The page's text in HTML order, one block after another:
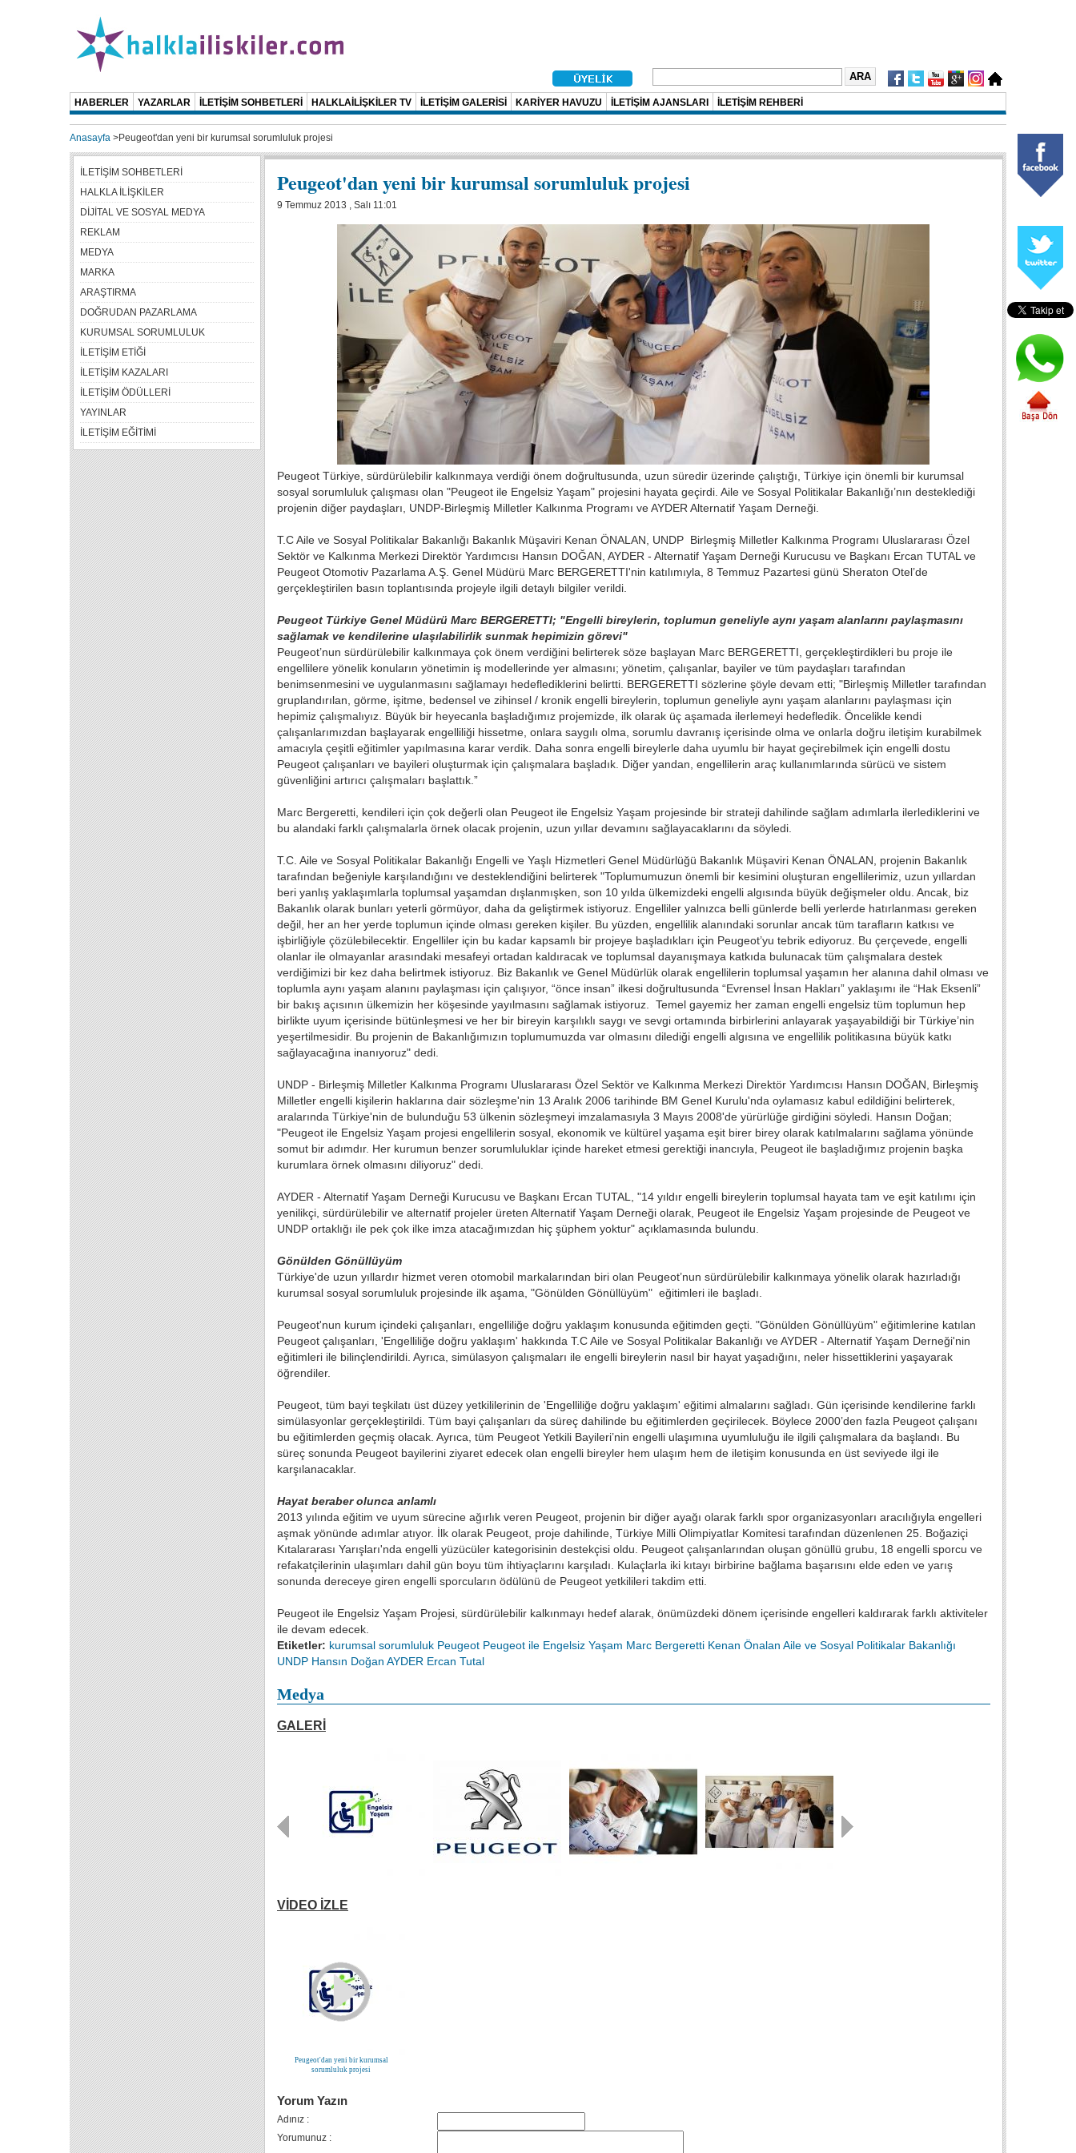
HABERLER YAZARLAR İLETİŞİM SOHBETLERİ HALKLAİLİŞKİLER TV İLETİŞİM GALERİSİ KARİYER HAVUZU İLETİŞİM AJANSLARI İLETİŞİM REHBERİ
Anasayfa >Peugeot'dan yeni bir kurumsal sorumluluk projesi
Peugeot'dan yeni bir kurumsal sorumluluk projesi
9 Temmuz 2013 , Salı 11:01
Peugeot Türkiye, sürdürülebilir kalkınmaya verdiği önem doğrultusunda, uzun süredir üzerinde çalıştığı, Türkiye için önemli bir kurumsal
sosyal sorumluluk çalışması olan "Peugeot ile Engelsiz Yaşam" projesini hayata geçirdi. Aile ve Sosyal Politikalar Bakanlığı’nın desteklediği
projenin diğer paydaşları, UNDP-Birleşmiş Milletler Kalkınma Programı ve AYDER Alternatif Yaşam Derneği.
T.C Aile ve Sosyal Politikalar Bakanlığı Bakanlık Müşaviri Kenan ÖNALAN, UNDP Birleşmiş Milletler Kalkınma Programı Uluslararası Özel
Sektör ve Kalkınma Merkezi Direktör Yardımcısı Hansın DOĞAN, AYDER - Alternatif Yaşam Derneği Kurucusu ve Başkanı Ercan TUTAL ve
Peugeot Otomotiv Pazarlama A.Ş. Genel Müdürü Marc BERGERETTI'nin katılımıyla, 8 Temmuz Pazartesi günü Sheraton Otel’de
gerçekleştirilen basın toplantısında projeyle ilgili detaylı bilgiler verildi.
Peugeot Türkiye Genel Müdürü Marc BERGERETTI; "Engelli bireylerin, toplumun geneliyle aynı yaşam alanlarını paylaşmasını
sağlamak ve kendilerine ulaşılabilirlik sunmak hepimizin görevi"
Peugeot’nun sürdürülebilir kalkınmaya çok önem verdiğini belirterek söze başlayan Marc BERGERETTI, gerçekleştirdikleri bu proje ile
engellilere yönelik konuların yönetimin iş modellerinde yer almasını; yönetim, çalışanlar, bayiler ve tüm paydaşları tarafından
benimsenmesini ve uygulanmasını sağlamayı hedeflediklerini belirtti. BERGERETTI sözlerine şöyle devam etti; "Birleşmiş Milletler tarafından
gruplandırılan, görme, işitme, bedensel ve zihinsel / kronik engelli bireylerin, toplumun geneliyle aynı yaşam alanlarını paylaşması için
hepimiz çalışmalıyız. Büyük bir heyecanla başladığımız projemizde, ilk olarak üç aşamada ilerlemeyi hedefledik. Öncelikle kendi
çalışanlarımızdan başlayarak engelliliği hissetme, onlara saygılı olma, sorumlu davranış içerisinde olma ve onlarla doğru iletişim kurabilmek
amacıyla çeşitli eğitimler yapılmasına karar verdik. Daha sonra engelli bireylerle daha uyumlu bir hayat geçirebilmek için engelli dostu
Peugeot çalışanları ve bayileri oluşturmak için çalışmalara başladık. Diğer yandan, engellilerin araç kullanımlarında sürücü ve sistem
güvenliğini artırıcı çalışmaları başlattık.”
Marc Bergeretti, kendileri için çok değerli olan Peugeot ile Engelsiz Yaşam projesinde bir strateji dahilinde sağlam adımlarla ilerlediklerini ve
bu alandaki farklı çalışmalarla örnek olacak projenin, uzun yıllar devamını sağlayacaklarını da söyledi.
T.C. Aile ve Sosyal Politikalar Bakanlığı Engelli ve Yaşlı Hizmetleri Genel Müdürlüğü Bakanlık Müşaviri Kenan ÖNALAN, projenin Bakanlık
tarafından beğeniyle karşılandığını ve desteklendiğini belirterek "Toplumumuzun önemli bir kesimini oluşturan engellilerimiz, uzun yıllardan
beri yanlış yaklaşımlarla toplumsal yaşamdan dışlanmışken, son 10 yılda ülkemizdeki engelli algısında büyük değişmeler oldu. Ancak, biz
Bakanlık olarak bunları yeterli görmüyor, daha da geliştirmek istiyoruz. Engelliler yalnızca belli günlerde belli yerlerde hatırlanması gereken
değil, her an her yerde toplumun içinde olması gereken kişiler. Bu yüzden, engellilik alanındaki sorunlar ancak tüm tarafların katkısı ve
işbirliğiyle çözülebilecektir. Engelliler için bu kadar kapsamlı bir projeye başladıkları için Peugeot’yu tebrik ediyoruz. Bu çerçevede, engelli
olanlar ile olmayanlar arasındaki mesafeyi ortadan kaldıracak ve toplumsal dayanışmaya katkıda bulunacak tüm çalışmalara destek
verdiğimizi bir kez daha belirtmek istiyoruz. Biz Bakanlık ve Genel Müdürlük olarak engellilerin toplumsal yaşamın her alanına dahil olması ve
toplumla aynı yaşam alanını paylaşması için çalışıyor, “önce insan” ilkesi doğrultusunda “Evrensel İnsan Hakları” yaklaşımı ile “Hak Eksenli”
bir bakış açısının ülkemizin her köşesinde yayılmasını sağlamak istiyoruz. Temel gayemiz her zaman engelli engelsiz tüm toplumun hep
birlikte uyum içerisinde bütünleşmesi ve her bir bireyin karşılıklı saygı ve sevgi ortamında birbirlerini anlayarak yaşayabildiği bir Türkiye’nin
yeşertilmesidir. Bu projenin de Bakanlığımızın toplumumuzda var olmasını dilediği engelli algısına ve engellilik politikasına büyük katkı
sağlayacağına inanıyoruz" dedi.
UNDP - Birleşmiş Milletler Kalkınma Programı Uluslararası Özel Sektör ve Kalkınma Merkezi Direktör Yardımcısı Hansın DOĞAN, Birleşmiş
Milletler engelli kişilerin haklarına dair sözleşme'nin 13 Aralık 2006 tarihinde BM Genel Kurulu'nda oylamasız kabul edildiğini belirterek,
aralarında Türkiye'nin de bulunduğu 53 ülkenin sözleşmeyi imzalamasıyla 3 Mayıs 2008'de yürürlüğe girdiğini söyledi. Hansın Doğan;
"Peugeot ile Engelsiz Yaşam projesi engellilerin sosyal, ekonomik ve kültürel yaşama eşit birer birey olarak katılmalarını sağlama yönünde
somut bir adımdır. Her kurumun benzer sorumluluklar içinde hareket etmesi gerektiği inancıyla, Peugeot ile başladığımız projenin başka
kurumlara örnek olmasını diliyoruz" dedi.
AYDER - Alternatif Yaşam Derneği Kurucusu ve Başkanı Ercan TUTAL, "14 yıldır engelli bireylerin toplumsal hayata tam ve eşit katılımı için
yenilikçi, sürdürülebilir ve alternatif projeler üreten Alternatif Yaşam Derneği olarak, Peugeot ile Engelsiz Yaşam projesinde de Peugeot ve
UNDP ortaklığı ile pek çok ilke imza atacağımızdan hiç şüphem yoktur" açıklamasında bulundu.
Gönülden Gönüllüyüm
Türkiye'de uzun yıllardır hizmet veren otomobil markalarından biri olan Peugeot’nun sürdürülebilir kalkınmaya yönelik olarak hazırladığı
kurumsal sosyal sorumluluk projesinde ilk aşama, "Gönülden Gönüllüyüm" eğitimleri ile başladı.
Peugeot'nun kurum içindeki çalışanları, engelliliğe doğru yaklaşım konusunda eğitimden geçti. "Gönülden Gönüllüyüm" eğitimlerine katılan
Peugeot çalışanları, 'Engelliliğe doğru yaklaşım' hakkında T.C Aile ve Sosyal Politikalar Bakanlığı ve AYDER - Alternatif Yaşam Derneği'nin
eğitimleri ile bilinçlendirildi. Ayrıca, simülasyon çalışmaları ile engelli bireylerin nasıl bir hayat yaşadığını, neler hissettiklerini yaşayarak
öğrendiler.
Peugeot, tüm bayi teşkilatı üst düzey yetkililerinin de 'Engelliliğe doğru yaklaşım' eğitimi almalarını sağladı. Gün içerisinde kendilerine farklı
simülasyonlar gerçekleştirildi. Tüm bayi çalışanları da süreç dahilinde bu eğitimlerden geçirilecek. Böylece 2000’den fazla Peugeot çalışanı
bu eğitimlerden geçmiş olacak. Ayrıca, tüm Peugeot Yetkili Bayileri’nin engelli ulaşımına uyumluluğu ile ilgili çalışmalara da başlandı. Bu
süreç sonunda Peugeot bayilerini ziyaret edecek olan engelli bireyler hem ulaşım hem de iletişim konusunda en üst seviyede ilgi ile
karşılanacaklar.
Hayat beraber olunca anlamlı
2013 yılında eğitim ve uyum sürecine ağırlık veren Peugeot, projenin bir diğer ayağı olarak farklı spor organizasyonları aracılığıyla engelleri
aşmak yönünde adımlar atıyor. İlk olarak Peugeot, proje dahilinde, Türkiye Milli Olimpiyatlar Komitesi tarafından düzenlenen 25. Boğaziçi
Kıtalararası Yarışları'nda engelli yüzücüler kategorisinin destekçisi oldu. Peugeot çalışanlarından oluşan gönüllü grubu, 18 engelli sporcu ve
refakatçilerinin ulaşımları dahil gün boyu tüm ihtiyaçlarını karşıladı. Kulaçlarla iki kıtayı birbirine bağlama başarısını elde eden ve yarış
sonunda dereceye giren engelli sporcuların ödülünü de Peugeot yetkilileri takdim etti.
Peugeot ile Engelsiz Yaşam Projesi, sürdürülebilir kalkınmayı hedef alarak, önümüzdeki dönem içerisinde engelleri kaldırarak farklı aktiviteler
ile devam edecek.
Etiketler: kurumsal sorumluluk Peugeot Peugeot ile Engelsiz Yaşam Marc Bergeretti Kenan Önalan Aile ve Sosyal Politikalar Bakanlığı
UNDP Hansın Doğan AYDER Ercan Tutal
Medya
GALERİ
VİDEO İZLE
Peugeot'dan yeni bir kurumsal
sorumluluk projesi
Yorum Yazın
Adınız :
Yorumunuz :
İLETİŞİM SOHBETLERİ
HALKLA İLİŞKİLER
DİJİTAL VE SOSYAL MEDYA
REKLAM
MEDYA
MARKA
ARAŞTIRMA
DOĞRUDAN PAZARLAMA
KURUMSAL SORUMLULUK
İLETİŞİM ETİĞİ
İLETİŞİM KAZALARI
İLETİŞİM ÖDÜLLERİ
YAYINLAR
İLETİŞİM EĞİTİMİ